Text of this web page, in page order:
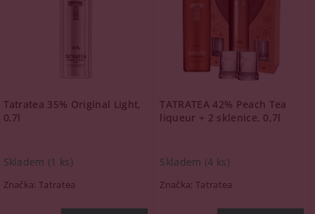
Tatratea 35% Original Light,
0,7l
Skladem (1 ks)
Značka:Tatratea
TATRATEA 42% Peach Tea
liqueur + 2 sklenice, 0,7l
Skladem (4 ks)
Značka: Tatratea